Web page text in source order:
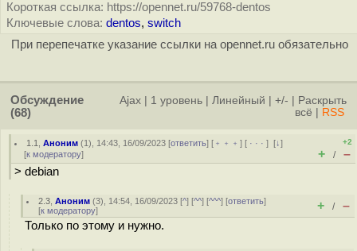
Короткая ссылка: https://opennet.ru/59768-dentos
Ключевые слова: dentos, switch
При перепечатке указание ссылки на opennet.ru обязательно
Обсуждение
(68)
Ajax 1 уровень Линейный +/-
Раскрыть
всё
RSS
1.1 ,Аноним (1), 14:43, 16/09/2023 [ответить] [ ﹢﹢﹢] [ · · ·][↓]
[к модератору]
+2
+ / –
> debian
2.3 ,Аноним (3), 14:54, 16/09/2023 [^] [^^] [^^^] [ответить]
[к модератору] + / –
Только по этому и нужно.